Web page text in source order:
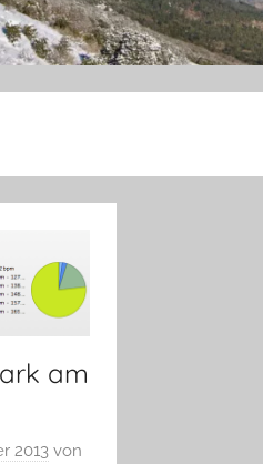
am
2013 von